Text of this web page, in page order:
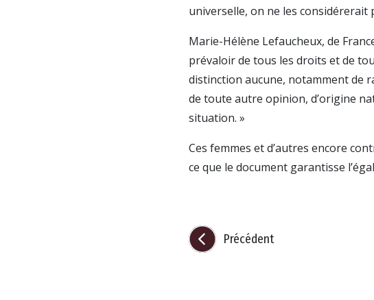
universelle, on ne les considérerait
Marie-Hélène Lefaucheux, de
prévaloir de tous les droits et de
distinction aucune, notamment de
de toute autre opinion, d’origine
situation. »
Ces femmes et d’autres encore
ce que le document garantisse
Précédent